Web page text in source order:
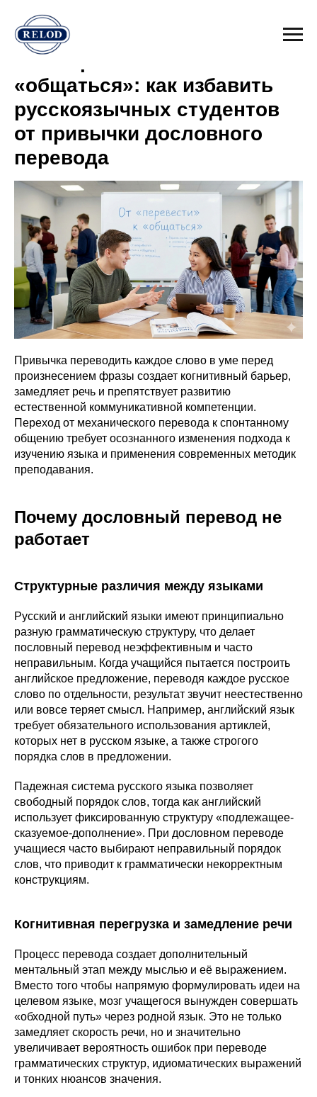
От «перевести» к
«общаться»: как избавить
русскоязычных студентов
от привычки дословного
перевода
Привычка переводить каждое слово в уме перед
произнесением фразы создает когнитивный барьер,
замедляет речь и препятствует развитию
естественной коммуникативной компетенции.
Переход от механического перевода к спонтанному
общению требует осознанного изменения подхода к
изучению языка и применения современных методик
преподавания.
Почему дословный перевод не
работает
Структурные различия между языками
Русский и английский языки имеют принципиально
разную грамматическую структуру, что делает
пословный перевод неэффективным и часто
неправильным. Когда учащийся пытается построить
английское предложение, переводя каждое русское
слово по отдельности, результат звучит неестественно
или вовсе теряет смысл. Например, английский язык
требует обязательного использования артиклей,
которых нет в русском языке, а также строгого
порядка слов в предложении.
Падежная система русского языка позволяет
свободный порядок слов, тогда как английский
использует фиксированную структуру «подлежащее-
сказуемое-дополнение». При дословном переводе
учащиеся часто выбирают неправильный порядок
слов, что приводит к грамматически некорректным
конструкциям.
Когнитивная перегрузка и замедление речи
Процесс перевода создает дополнительный
ментальный этап между мыслью и её выражением.
Вместо того чтобы напрямую формулировать идеи на
целевом языке, мозг учащегося вынужден совершать
«обходной путь» через родной язык. Это не только
замедляет скорость речи, но и значительно
увеличивает вероятность ошибок при переводе
грамматических структур, идиоматических выражений
и тонких нюансов значения.